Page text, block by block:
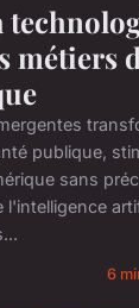
métiers
publique,
sans
6